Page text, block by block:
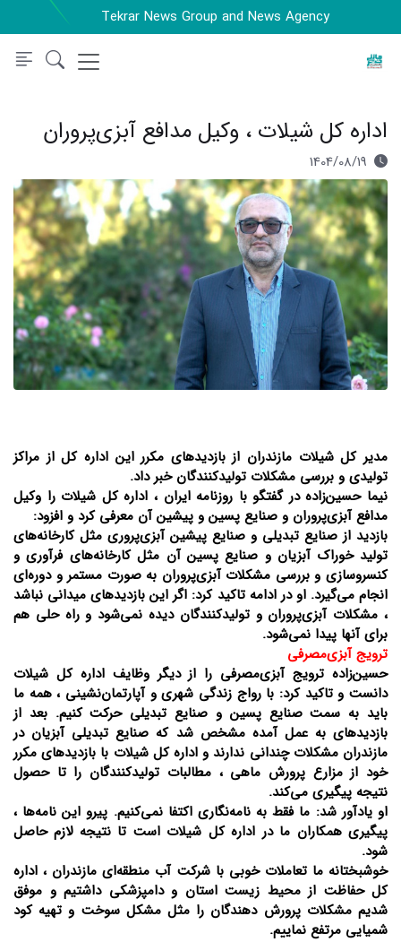
Tekrar News Group and News Agency
اداره کل شیلات ، وکیل مدافع آبزی‌پروران
1404/08/19
مدیر کل شیلات مازندران از بازدیدهای مکرر این اداره کل از مراکز
تولیدی و بررسی مشکلات تولیدکنندگان خبر داد.
نیما حسین‌زاده در گفتگو با روزنامه ایران ، اداره کل شیلات را وکیل
مدافع آبزی‌پروران و صنایع پسین و پیشین آن معرفی کرد و افزود:
بازدید از صنایع تبدیلی و صنایع پیشین آبزی‌پروری مثل کارخانه‌های
تولید خوراک آبزیان و صنایع پسین آن مثل کارخانه‌های فرآوری و
کنسروسازی و بررسی مشکلات آبزی‌پروران به صورت مستمر و دوره‌ای
انجام می‌گیرد. او در ادامه تاکید کرد: اگر این بازدیدهای میدانی نباشد
، مشکلات آبزی‌پروران و تولیدکنندگان دیده نمی‌شود و راه حلی هم
برای آنها پیدا نمی‌شود.
ترویج آبزی‌مصرفی
حسین‌زاده ترویج آبزی‌مصرفی را از دیگر وظایف اداره کل شیلات
دانست و تاکید کرد: با رواج زندگی شهری و آپارتمان‌نشینی ، همه ما
باید به سمت صنایع پسین و صنایع تبدیلی حرکت کنیم. بعد از
بازدیدهای به عمل آمده مشخص شد که صنایع تبدیلی آبزیان در
مازندران مشکلات چندانی ندارند و اداره کل شیلات با بازدیدهای مکرر
خود از مزارع پرورش ماهی ، مطالبات تولیدکنندگان را تا حصول
نتیجه پیگیری می‌کند.
او یادآور شد: ما فقط به نامه‌نگاری اکتفا نمی‌کنیم. پیرو این نامه‌ها ،
پیگیری همکاران ما در اداره کل شیلات است تا نتیجه لازم حاصل
شود.
خوشبختانه ما تعاملات خوبی با شرکت آب منطقه‌ای مازندران ، اداره
کل حفاظت از محیط زیست استان و دامپزشکی داشتیم و موفق
شدیم مشکلات پرورش دهندگان را مثل مشکل سوخت و تهیه کود
شمیایی مرتفع نماییم.